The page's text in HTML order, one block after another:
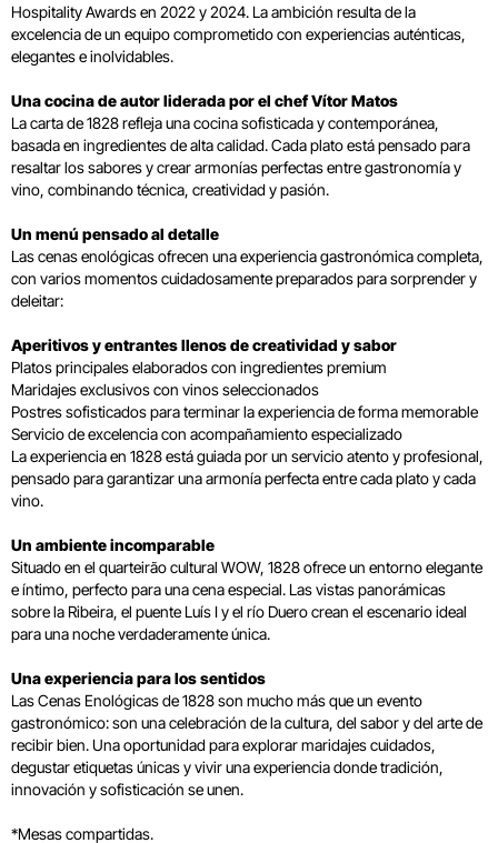
Hospitality Awards en 2022 y 2024. La ambición resulta de la
excelencia de un equipo comprometido con experiencias auténticas,
elegantes e inolvidables.
Una cocina de autor liderada por el chef Vítor Matos
La carta de 1828 refleja una cocina sofisticada y contemporánea,
basada en ingredientes de alta calidad. Cada plato está pensado para
resaltar los sabores y crear armonías perfectas entre gastronomía y
vino, combinando técnica, creatividad y pasión.
Un menú pensado al detalle
Las cenas enológicas ofrecen una experiencia gastronómica completa,
con varios momentos cuidadosamente preparados para sorprender y
deleitar:
Aperitivos y entrantes llenos de creatividad y sabor
Platos principales elaborados con ingredientes premium
Maridajes exclusivos con vinos seleccionados
Postres sofisticados para terminar la experiencia de forma memorable
Servicio de excelencia con acompañamiento especializado
La experiencia en 1828 está guiada por un servicio atento y profesional,
pensado para garantizar una armonía perfecta entre cada plato y cada
vino.
Un ambiente incomparable
Situado en el quarteirão cultural WOW, 1828 ofrece un entorno elegante
e íntimo, perfecto para una cena especial. Las vistas panorámicas
sobre la Ribeira, el puente Luís I y el río Duero crean el escenario ideal
para una noche verdaderamente única.
Una experiencia para los sentidos
Las Cenas Enológicas de 1828 son mucho más que un evento
gastronómico: son una celebración de la cultura, del sabor y del arte de
recibir bien. Una oportunidad para explorar maridajes cuidados,
degustar etiquetas únicas y vivir una experiencia donde tradición,
innovación y sofisticación se unen.
*Mesas compartidas.